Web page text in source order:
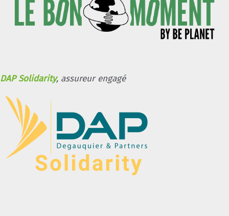
DAP Solidarity, assureur engagé